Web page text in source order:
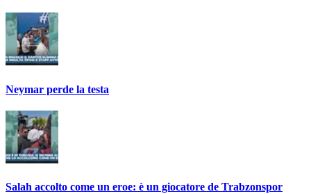
Neymar perde la testa
Salah accolto come un eroe: è un giocatore de Trabzonspor